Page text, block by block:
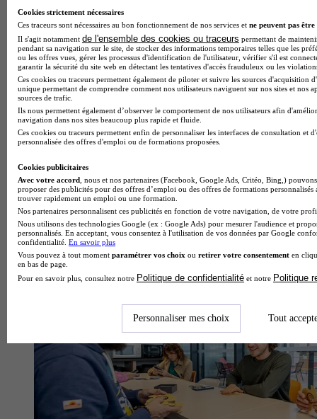
Campus connecté
Voir l’établissement
Cookies strictement nécessaires
Ces traceurs sont nécessaires au bon fonctionnement de nos services et ne peuvent pas être
Il s'agit notamment de l'ensemble des cookies ou traceurs permettant de
pendant sa navigation sur le site, de stocker des informations temporaires telles que les
ou les offres vues, gérer les processus d'identification de l'utilisateur, vérifier s'il est
garantir la sécurité du site web en détectant les tentatives d'accès frauduleux ou les
Ces cookies ou traceurs permettent également de piloter et suivre les sources d'acquisition
unique permettant de comprendre comment nos utilisateurs naviguent sur nos sites et nos
sources de trafic.
Ils nous permettent également d’observer le comportement de nos utilisateurs afin
navigation dans nos sites beaucoup plus rapide et fluide.
Ces cookies ou traceurs permettent enfin de personnaliser les interfaces de consultation et
personnalisée des offres d'emploi ou de formations proposées.
Cookies publicitaires
Avec votre accord , nous et nos partenaires (Facebook, Google Ads, Critéo, Bing,)
proposer des publicités pour des offres d’emploi ou des offres de formations
trouver rapidement un emploi ou une formation.
Nos partenaires personnalisent ces publicités en fonction de votre navigation, de votre
Nous utilisons des technologies Google (ex : Google Ads) pour mesurer l'audience et
personnalisés. En acceptant, vous consentez à l'utilisation de vos données par Google
confidentialité. En savoir plus
Vous pouvez à tout moment paramétrer vos choix ou retirer votre consentement en
en bas de page.
Pour en savoir plus, consultez notre Politique de confidentialité et notre Politique
Personnaliser mes choix Tout